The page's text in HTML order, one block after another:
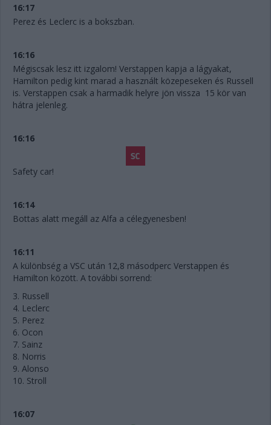
16:17
Perez és Leclerc is a bokszban.
16:16
Mégiscsak lesz itt izgalom! Verstappen kapja a lágyakat,
Hamilton pedig kint marad a használt közepeseken és Russell
is. Verstappen csak a harmadik helyre jön vissza 15 kör van
hátra jelenleg.
16:16
Safety car!
16:14
Bottas alatt megáll az Alfa a célegyenesben!
16:11
A különbség a VSC után 12,8 másodperc Verstappen és
Hamilton között. A további sorrend:
3. Russell
4. Leclerc
5. Perez
6. Ocon
7. Sainz
8. Norris
9. Alonso
10. Stroll
16:07